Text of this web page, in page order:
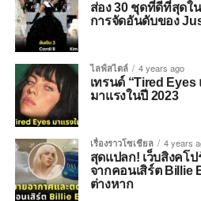
ส่อง 30 ชุดที่ดีที่สุดใ
การจัดอันดับของ
ไลฟ์สไตล์ 4 years ago
เทรนด์ “Tired
มาแรงในปี 2023
เรื่องราวโซเชียล 4 years
สุดแปลก! เว็บสิงคโป
จากคอนเสิร์ต Billie
ต่างหาก